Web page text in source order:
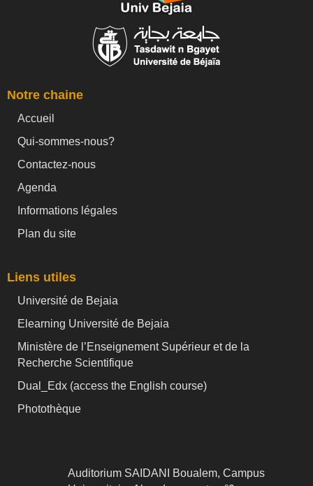
Notre chaine
Accueil
Qui-sommes-nous?
Contactez-nous
Agenda
Informations légales
Plan du site
Liens utiles
Université de Bejaia
Elearning Université de Bejaia
Ministère de l’Enseignement Supérieur et de la
Recherche Scientifique
Dual_Edx (access the English course)
Photothèque
Auditorium SAIDANI Boualem, Campus